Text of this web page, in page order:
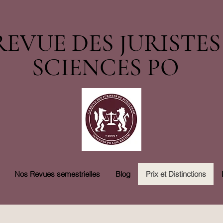
DES
SCIENCES PO
Nos Revues semestrielles Blog Prix et Distinctions